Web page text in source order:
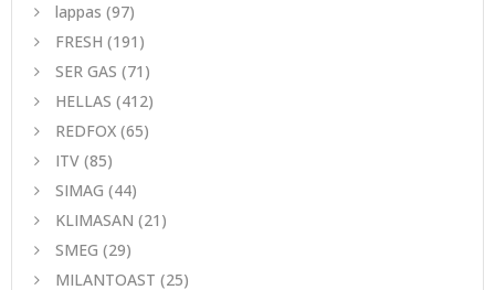
lappas (97)
FRESH (191)
SER GAS (71)
HELLAS (412)
REDFOX (65)
ITV (85)
SIMAG (44)
KLIMASAN (21)
SMEG (29)
MILANTOAST (25)